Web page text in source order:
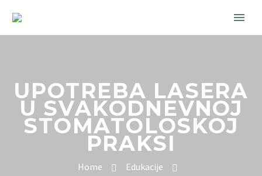
UPOTREBA LASERA
U SVAKODNEVNOJ
STOMATOLOSKOJ
PRAKSI
Home
Edukacije